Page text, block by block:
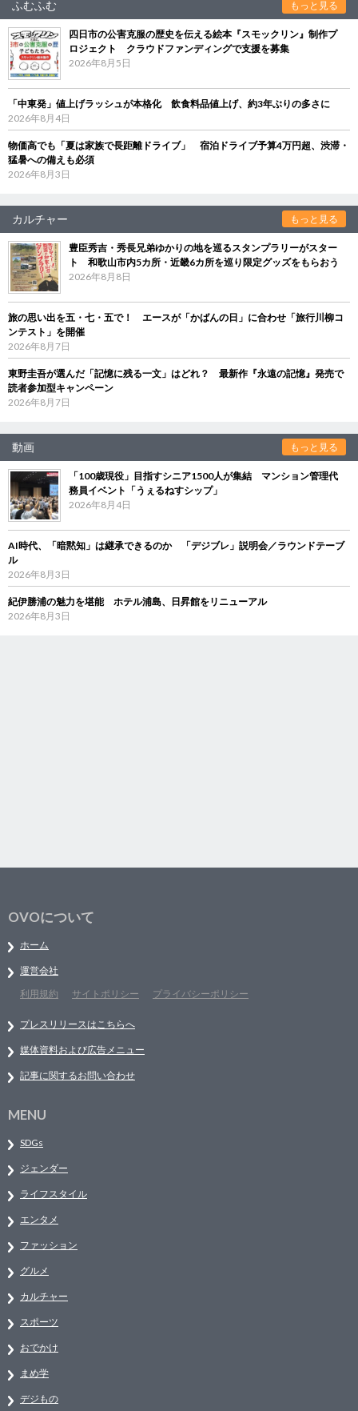
ふむふむ もっと見る
四日市の公害克服の歴史を伝える絵本『スモックリン』制作プ
ロジェクト クラウドファンディングで支援を募集
2026年8月5日
「中東発」値上げラッシュが本格化 飲食料品値上げ、約3年ぶりの多さに
2026年8月4日
物価高でも「夏は家族で長距離ドライブ」 宿泊ドライブ予算4万円超、渋滞・
猛暑への備えも必須
2026年8月3日
カルチャー もっと見る
豊臣秀吉・秀長兄弟ゆかりの地を巡るスタンプラリーがスター
ト 和歌山市内5カ所・近畿6カ所を巡り限定グッズをもらおう
2026年8月8日
旅の思い出を五・七・五で！ エースが「かばんの日」に合わせ「旅行川柳コ
ンテスト」を開催
2026年8月7日
東野圭吾が選んだ「記憶に残る一文」はどれ？ 最新作『永遠の記憶』発売で
読者参加型キャンペーン
2026年8月7日
動画 もっと見る
「100歳現役」目指すシニア1500人が集結 マンション管理代
務員イベント「うぇるねすシップ」
2026年8月4日
AI時代、「暗黙知」は継承できるのか 「デジブレ」説明会／ラウンドテーブ
ル
2026年8月3日
紀伊勝浦の魅力を堪能 ホテル浦島、日昇館をリニューアル
2026年8月3日
OVOについて
ホーム
運営会社
利用規約
サイトポリシー プライバシーポリシー
プレスリリースはこちらへ
媒体資料および広告メニュー
記事に関するお問い合わせ
MENU
SDGs
ジェンダー
ライフスタイル
エンタメ
ファッション
グルメ
カルチャー
スポーツ
おでかけ
まめ学
デジもの